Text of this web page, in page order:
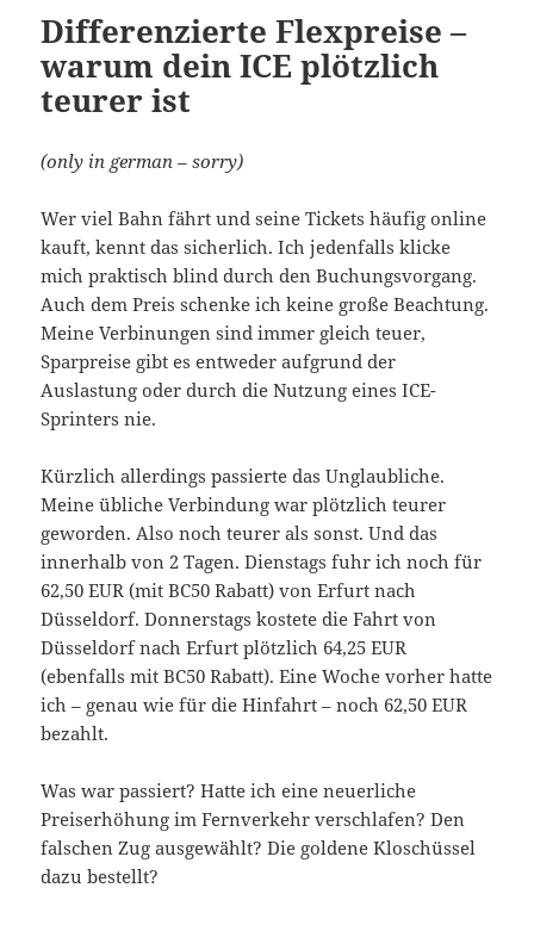
Differenzierte Flexpreise –
warum dein ICE plötzlich
teurer ist
(only in german – sorry)
Wer viel Bahn fährt und seine Tickets häufig online
kauft, kennt das sicherlich. Ich jedenfalls klicke
mich praktisch blind durch den Buchungsvorgang.
Auch dem Preis schenke ich keine große Beachtung.
Meine Verbinungen sind immer gleich teuer,
Sparpreise gibt es entweder aufgrund der
Auslastung oder durch die Nutzung eines ICE-
Sprinters nie.
Kürzlich allerdings passierte das Unglaubliche.
Meine übliche Verbindung war plötzlich teurer
geworden. Also noch teurer als sonst. Und das
innerhalb von 2 Tagen. Dienstags fuhr ich noch für
62,50 EUR (mit BC50 Rabatt) von Erfurt nach
Düsseldorf. Donnerstags kostete die Fahrt von
Düsseldorf nach Erfurt plötzlich 64,25 EUR
(ebenfalls mit BC50 Rabatt). Eine Woche vorher hatte
ich – genau wie für die Hinfahrt – noch 62,50 EUR
bezahlt.
Was war passiert? Hatte ich eine neuerliche
Preiserhöhung im Fernverkehr verschlafen? Den
falschen Zug ausgewählt? Die goldene Kloschüssel
dazu bestellt?